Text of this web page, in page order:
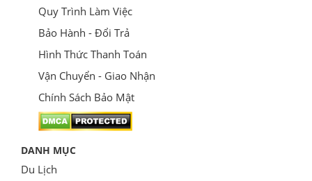
Quy Trình Làm Việc
Bảo Hành - Đổi Trả
Hình Thức Thanh Toán
Vận Chuyển - Giao Nhận
Chính Sách Bảo Mật
DANH MỤC
Du Lịch